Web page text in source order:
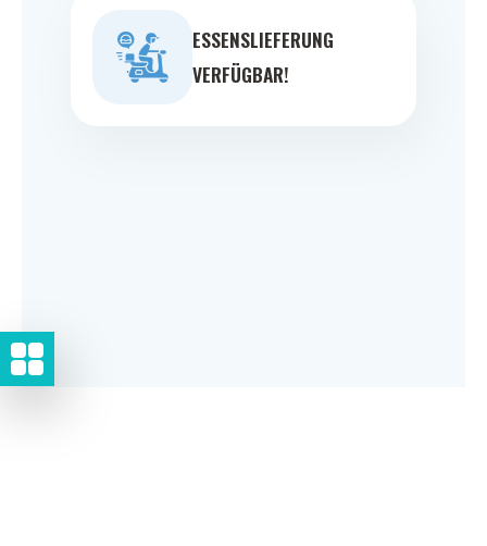
ESSENSLIEFERUNG
VERFÜGBAR!